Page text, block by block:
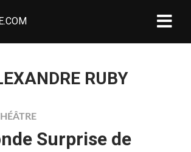
RUBY
Surprise de